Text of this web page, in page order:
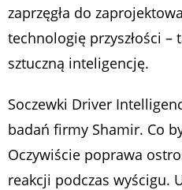
zaprzęgła do
technologię przyszłości –
sztuczną inteligencję.
Soczewki Driver
badań firmy Shamir. Co
Oczywiście poprawa
reakcji podczas wyścigu.